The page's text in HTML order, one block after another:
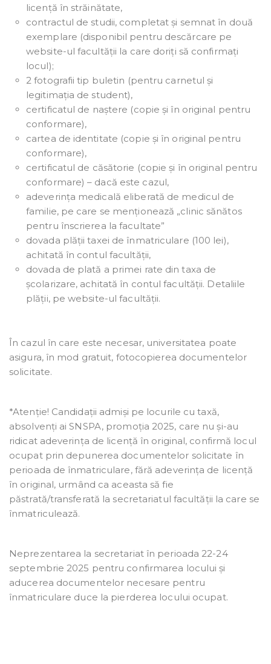
licență în străinătate,
contractul de studii, completat și semnat în două
exemplare (disponibil pentru descărcare pe
website-ul facultății la care doriți să confirmați
locul);
2 fotografii tip buletin (pentru carnetul și
legitimația de student),
certificatul de naștere (copie și în original pentru
conformare),
cartea de identitate (copie și în original pentru
conformare),
certificatul de căsătorie (copie și în original pentru
conformare) – dacă este cazul,
adeverința medicală eliberată de medicul de
familie, pe care se menționează „clinic sănătos
pentru înscrierea la facultate”
dovada plății taxei de înmatriculare (100 lei),
achitată în contul facultății,
dovada de plată a primei rate din taxa de
școlarizare, achitată în contul facultății. Detaliile
plății, pe website-ul facultății.
În cazul în care este necesar, universitatea poate
asigura, în mod gratuit, fotocopierea documentelor
solicitate.
*Atenție! Candidații admiși pe locurile cu taxă,
absolvenți ai SNSPA, promoția 2025, care nu și-au
ridicat adeverința de licență în original, confirmă locul
ocupat prin depunerea documentelor solicitate în
perioada de înmatriculare, fără adeverința de licență
în original, urmând ca aceasta să fie
păstrată/transferată la secretariatul facultății la care se
înmatriculează.
Neprezentarea la secretariat în perioada 22-24
septembrie 2025 pentru confirmarea locului și
aducerea documentelor necesare pentru
înmatriculare duce la pierderea locului ocupat.